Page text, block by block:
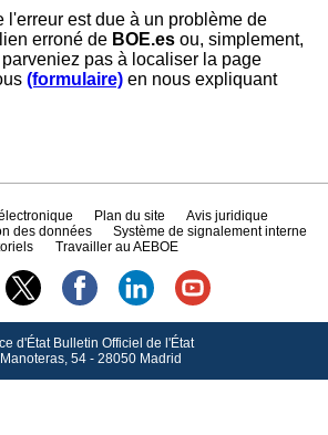
l'erreur est due à un problème de
erroné de BOE.es ou, simplement,
pas à localiser la page
(formulaire) en nous expliquant
Plan du site
Avis juridique
des données
Système de signalement interne
Travailler au AEBOE
d'État Bulletin Officiel de l'État
54 - 28050 Madrid